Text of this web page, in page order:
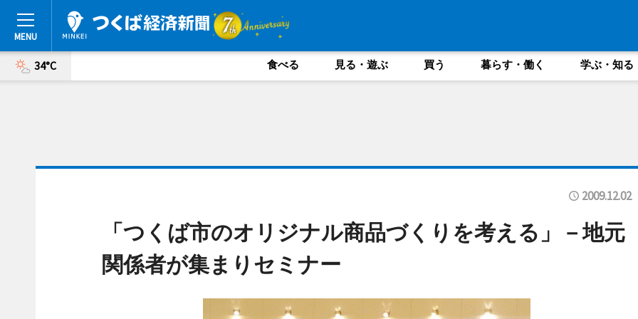
34°C 食べる 見る・遊ぶ 買う 暮らす・働く 学ぶ・知る
2009.12.02
「つくば市のオリジナル商品づくりを考える」－地元
関係者が集まりセミナー